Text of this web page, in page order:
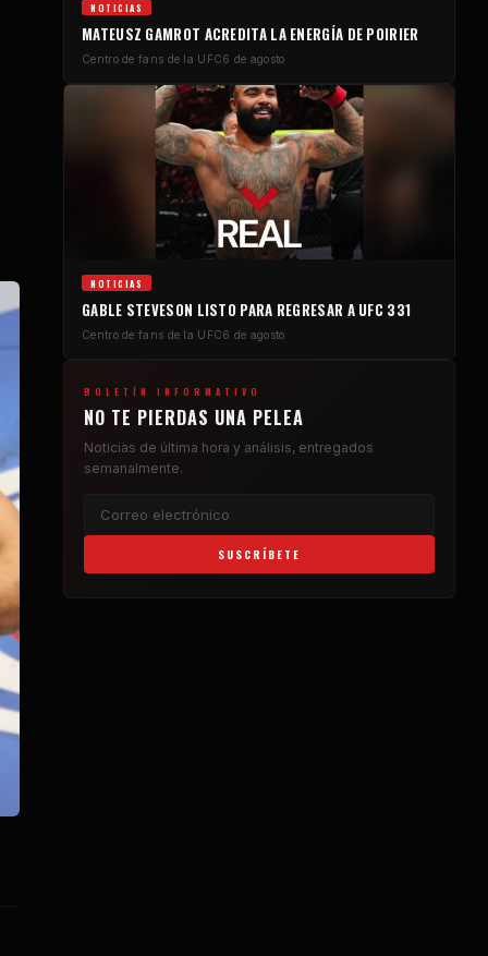
NOTICIAS
MATEUSZ GAMROT ACREDITA LA ENERGÍA DE POIRIER
Centro de fans de la UFC6 de agosto
NOTICIAS
GABLE STEVESON LISTO PARA REGRESAR A UFC 331
Centro de fans de la UFC6 de agosto
BOLETÍN INFORMATIVO
NO TE PIERDAS UNA PELEA
Noticias de última hora y análisis, entregados
semanalmente.
SUSCRÍBETE